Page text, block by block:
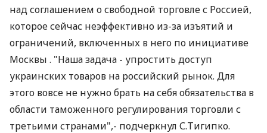
над соглашением о свободной торговле с Россией,
которое сейчас неэффективно из-за изъятий и
ограничений, включенных в него по инициативе
Москвы . "Наша задача - упростить доступ
украинских товаров на российский рынок. Для
этого вовсе не нужно брать на себя обязательства в
области таможенного регулирования торговли с
третьими странами",- подчеркнул С.Тигипко.